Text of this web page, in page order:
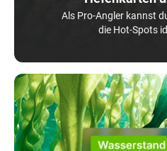
Als Pro-Angler kannst
die Hot-Spots